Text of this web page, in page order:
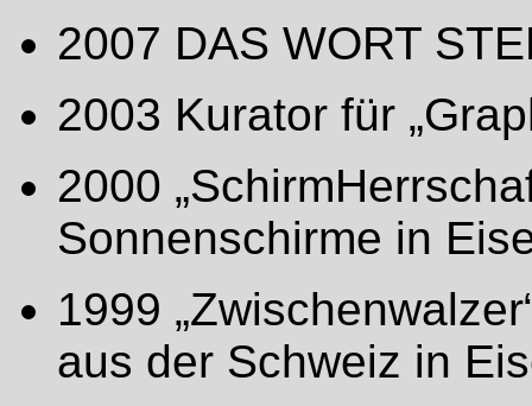
2007 DAS WORT
2003 Kurator für
2000
Sonnenschirme in
1999
aus der Schweiz in